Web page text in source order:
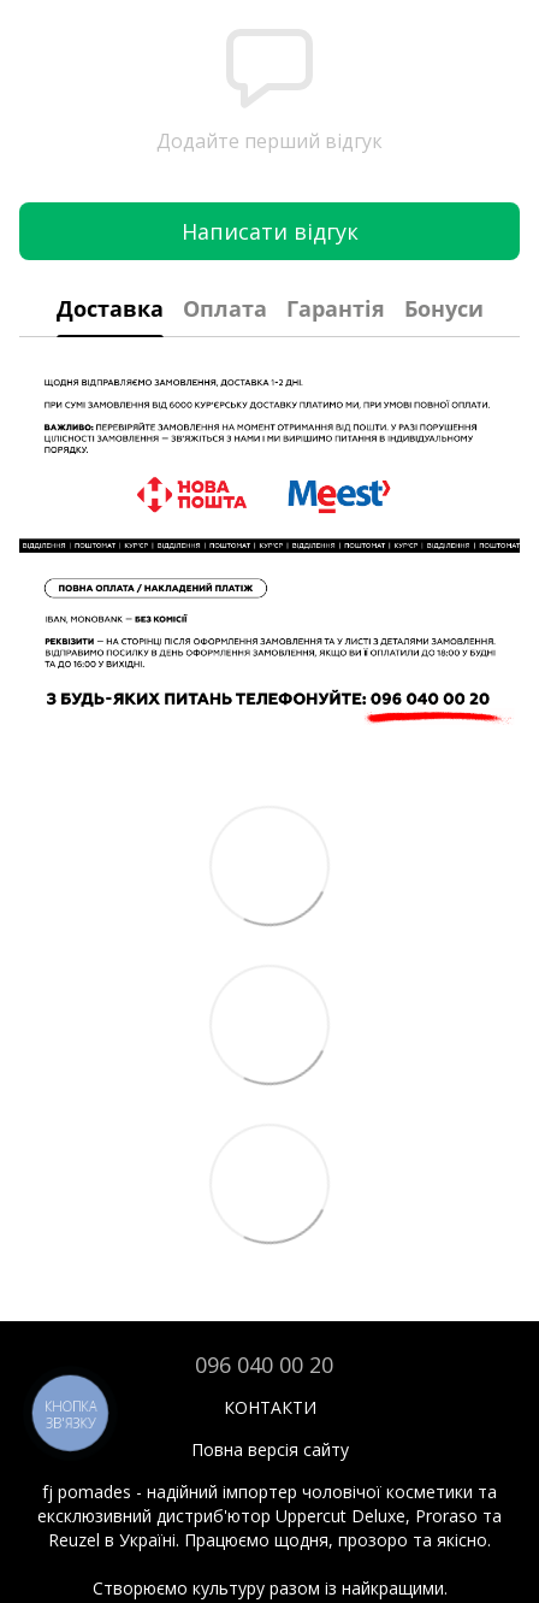
Додайте перший відгук
Написати відгук
Доставка Оплата Гарантія Бонуси
096 040 00 20
КОНТАКТИ
Повна версія сайту
fj pomades - надійний імпортер чоловічої косметики та
ексклюзивний дистриб'ютор Uppercut Deluxe, Proraso та
Reuzel в Україні. Працюємо щодня, прозоро та якісно.
Створюємо культуру разом із найкращими.
КНОПКА
ЗВ'ЯЗКУ